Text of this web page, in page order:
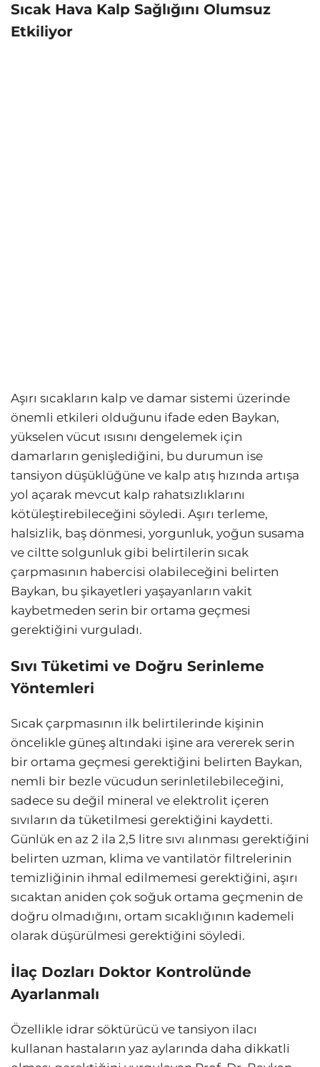
Sıcak Hava Kalp Sağlığını Olumsuz
Etkiliyor
Aşırı sıcakların kalp ve damar sistemi üzerinde
önemli etkileri olduğunu ifade eden Baykan,
yükselen vücut ısısını dengelemek için
damarların genişlediğini, bu durumun ise
tansiyon düşüklüğüne ve kalp atış hızında artışa
yol açarak mevcut kalp rahatsızlıklarını
kötüleştirebileceğini söyledi. Aşırı terleme,
halsizlik, baş dönmesi, yorgunluk, yoğun susama
ve ciltte solgunluk gibi belirtilerin sıcak
çarpmasının habercisi olabileceğini belirten
Baykan, bu şikayetleri yaşayanların vakit
kaybetmeden serin bir ortama geçmesi
gerektiğini vurguladı.
Sıvı Tüketimi ve Doğru Serinleme
Yöntemleri
Sıcak çarpmasının ilk belirtilerinde kişinin
öncelikle güneş altındaki işine ara vererek serin
bir ortama geçmesi gerektiğini belirten Baykan,
nemli bir bezle vücudun serinletilebileceğini,
sadece su değil mineral ve elektrolit içeren
sıvıların da tüketilmesi gerektiğini kaydetti.
Günlük en az 2 ila 2,5 litre sıvı alınması gerektiğini
belirten uzman, klima ve vantilatör filtrelerinin
temizliğinin ihmal edilmemesi gerektiğini, aşırı
sıcaktan aniden çok soğuk ortama geçmenin de
doğru olmadığını, ortam sıcaklığının kademeli
olarak düşürülmesi gerektiğini söyledi.
İlaç Dozları Doktor Kontrolünde
Ayarlanmalı
Özellikle idrar söktürücü ve tansiyon ilacı
kullanan hastaların yaz aylarında daha dikkatli